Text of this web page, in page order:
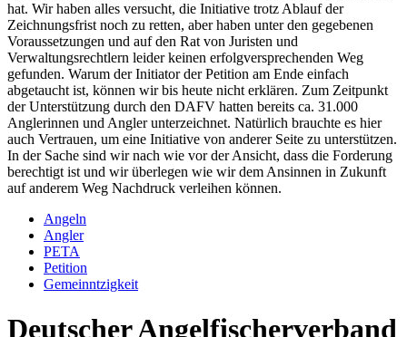
hat. Wir haben alles versucht, die Initiative trotz Ablauf der
Zeichnungsfrist noch zu retten, aber haben unter den gegebenen
Voraussetzungen und auf den Rat von Juristen und
Verwaltungsrechtlern leider keinen erfolgversprechenden Weg
gefunden. Warum der Initiator der Petition am Ende einfach
abgetaucht ist, können wir bis heute nicht erklären. Zum Zeitpunkt
der Unterstützung durch den DAFV hatten bereits ca. 31.000
Anglerinnen und Angler unterzeichnet. Natürlich brauchte es hier
auch Vertrauen, um eine Initiative von anderer Seite zu unterstützen.
In der Sache sind wir nach wie vor der Ansicht, dass die Forderung
berechtigt ist und wir überlegen wie wir dem Ansinnen in Zukunft
auf anderem Weg Nachdruck verleihen können.
Angeln
Angler
PETA
Petition
Gemeinntzigkeit
Deutscher Angelfischerverband